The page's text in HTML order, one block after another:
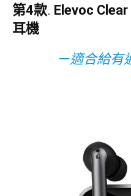
第4款. Elevoc
耳機
－適合給有